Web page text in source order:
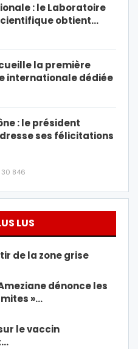
: le Laboratoire
obtient…
la première
internationale dédiée
: le président
ses félicitations
30 846
LUS
de la zone grise
dénonce les
»…
le vaccin